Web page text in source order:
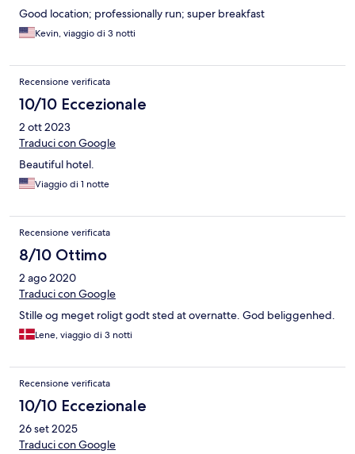
Good location; professionally run; super breakfast
Kevin, viaggio di 3 notti
Recensione verificata
10/10 Eccezionale
2 ott 2023
Traduci con Google
Beautiful hotel.
Viaggio di 1 notte
Recensione verificata
8/10 Ottimo
2 ago 2020
Traduci con Google
Stille og meget roligt godt sted at overnatte. God beliggenhed.
Lene, viaggio di 3 notti
Recensione verificata
10/10 Eccezionale
26 set 2025
Traduci con Google